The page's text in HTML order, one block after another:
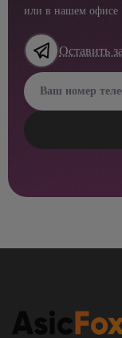
или в нашем офисе
Оставить